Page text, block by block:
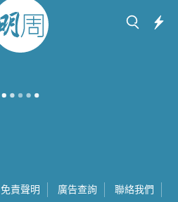
免責聲明 廣告查詢
聯絡我們